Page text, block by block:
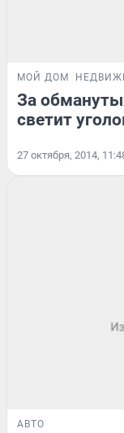
МОЙ ДОМ
За
светит
27 октября, 2014,
АВТО